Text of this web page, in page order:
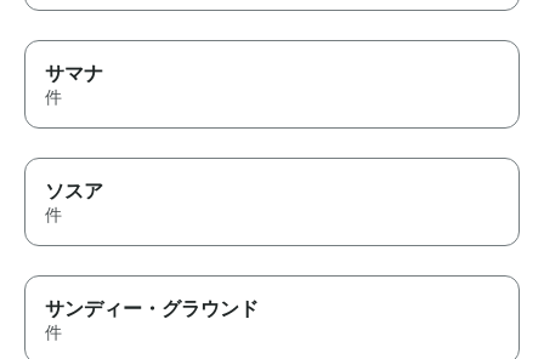
サマナ
件
ソスア
件
サンディー・グラウンド
件